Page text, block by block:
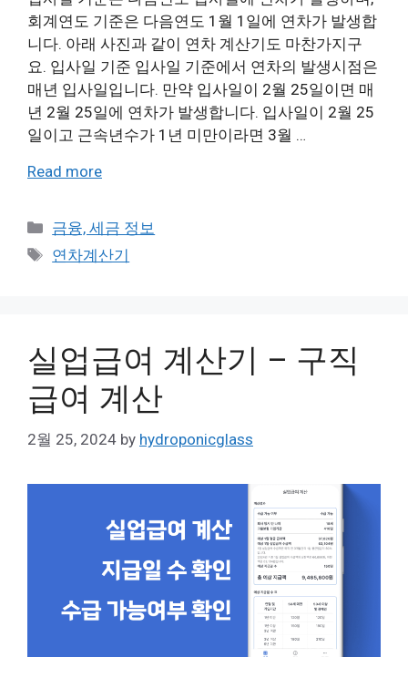
회계연도 기준은 다음연도 1월 1일에 연차가 발생합
니다. 아래 사진과 같이 연차 계산기도 마찬가지구
요. 입사일 기준 입사일 기준에서 연차의 발생시점은
매년 입사일입니다. 만약 입사일이 2월 25일이면 매
년 2월 25일에 연차가 발생합니다. 입사일이 2월 25
일이고 근속년수가 1년 미만이라면 3월 …
Read more
Categories
금융, 세금 정보
Tags
연차계산기
실업급여 계산기 – 구직
급여 계산
2월 25, 2024 by hydroponicglass